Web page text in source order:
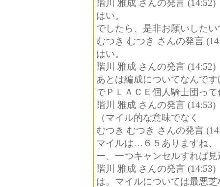
階川 雅成 さんの発言 (14:52)
はい。
でしたら、是非お願いしたい
むつき むつき さんの発言
はい。
階川 雅成 さんの発言 (14:52)
あとは編成についてなんで
でＰＬＡＣＥ個人騎士団っ
階川 雅成 さんの発言 (14:53)
（マイル的な意味でなく
むつき むつき さんの発言
マイルは…６５ありますね
ー、一つキャンセルすれば
階川 雅成 さんの発言 (14:53)
は。マイルについては最悪